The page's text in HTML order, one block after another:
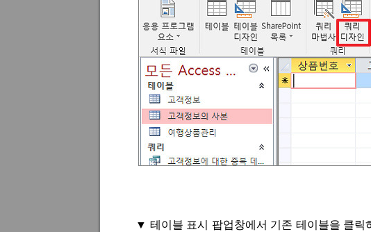
▼ 테이블 표시 팝업창에서 기존 테이블을 클